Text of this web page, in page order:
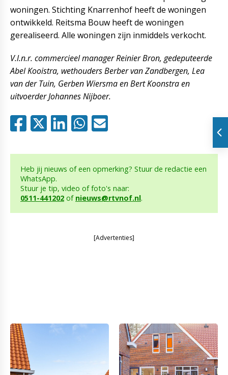
woningen. Stichting Knarrenhof heeft de woningen
ontwikkeld. Reitsma Bouw heeft de woningen
gerealiseerd. Alle woningen zijn inmiddels verkocht.
V.l.n.r. commercieel manager Reinier Bron, gedeputeerde
Abel Kooistra, wethouders Berber van Zandbergen, Lea
van der Tuin, Gerben Wiersma en Bert Koonstra en
uitvoerder Johannes Nijboer.
Heb jij nieuws of een opmerking? Stuur de redactie een
WhatsApp.
Stuur je tip, video of foto's naar:
0511-441202 of nieuws@rtvnof.nl.
[Advertenties]